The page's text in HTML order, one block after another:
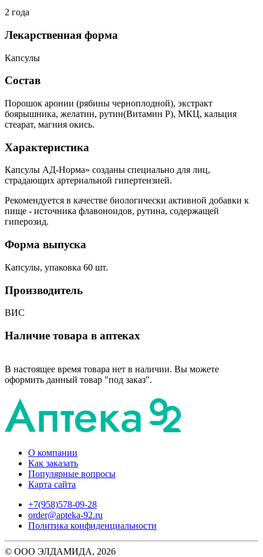
2 года
Лекарственная форма
Капсулы
Состав
Порошок аронии (рябины черноплодной), экстракт
боярышника, желатин, рутин(Витамин Р), МКЦ, кальция
стеарат, магния окись.
Характеристика
Капсулы АД-Норма» созданы специально для лиц,
страдающих артериальной гипертензией.
Рекомендуется в качестве биологически активной добавки к
пище - источника флавоноидов, рутина, содержащей
гиперозид.
Форма выпуска
Капсулы, упаковка 60 шт.
Производитель
ВИС
Наличие товара в аптеках
В настоящее время товара нет в наличии. Вы можете
оформить данный товар "под заказ".
О компании
Как заказать
Популярные вопросы
Карта сайта
+7(958)578-09-28
order@apteka-92.ru
Политика конфиденциальности
© ООО ЭЛДАМИДА, 2026